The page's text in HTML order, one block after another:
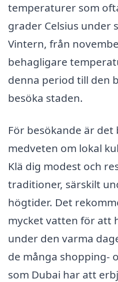
temperaturer som
grader Celsius under
Vintern, från
behagligare
denna period till den
besöka staden.
För besökande är det
medveten om lokal
Klä dig modest och
traditioner, särskilt
högtider. Det
mycket vatten för att
under den varma
de många shopping-
som Dubai har att